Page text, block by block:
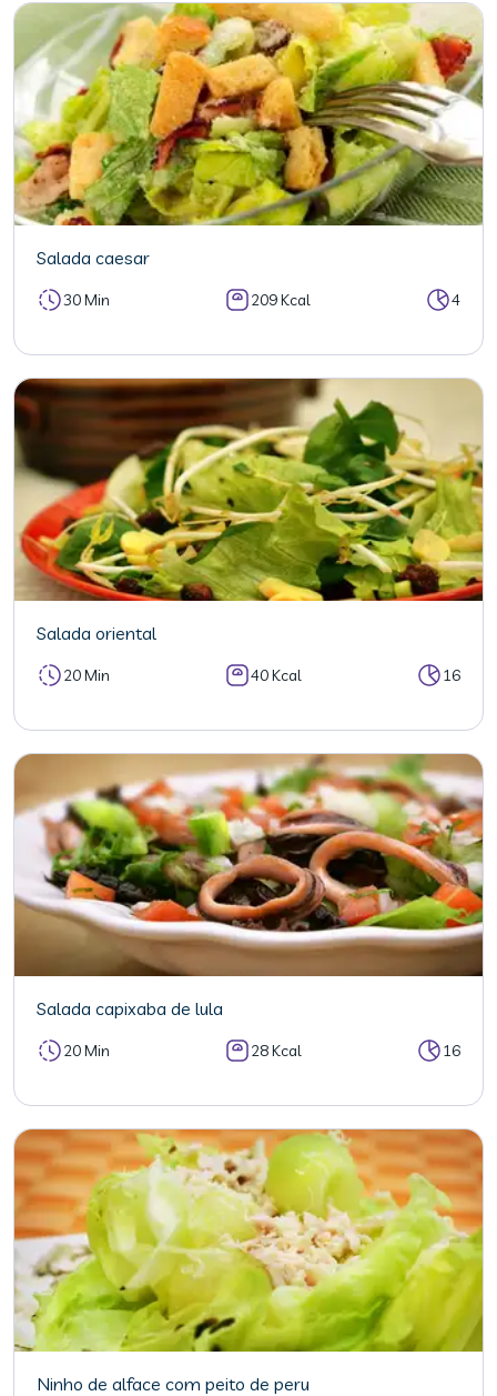
Salada caesar
30 Min 209 Kcal 4
Salada oriental
20 Min 40 Kcal 16
Salada capixaba de lula
20 Min 28 Kcal 16
Ninho de alface com peito de peru